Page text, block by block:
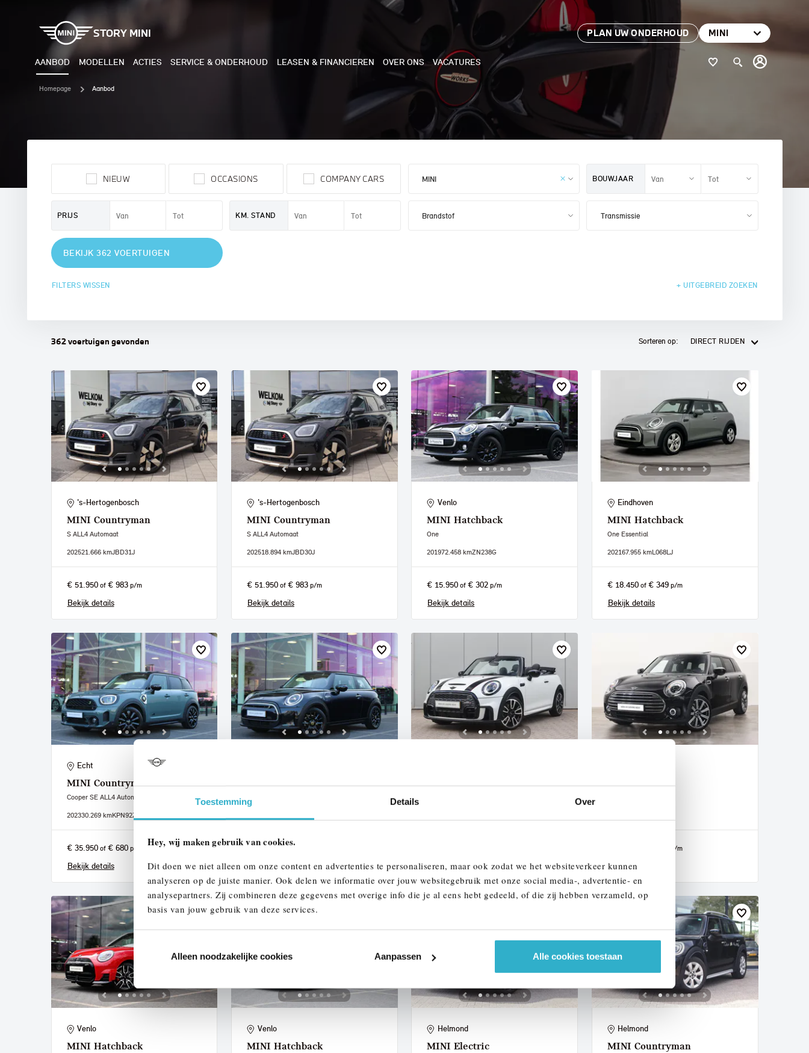
Toestemming Details Over
Hey, wij maken gebruik van cookies.
Dit doen we niet alleen om onze content en advertenties te personaliseren, maar ook zodat we het websiteverkeer kunnen
analyseren op de juiste manier. Ook delen we informatie over jouw websitegebruik met onze social media-, advertentie- en
analysepartners. Zij combineren deze gegevens met overige info die je al eens hebt gedeeld, of die zij hebben verzameld, op
basis van jouw gebruik van deze services.
Alleen noodzakelijke cookies Aanpassen Alle cookies toestaan
STORY MINI PLAN UW ONDERHOUD MINI
AANBOD MODELLEN
MINI ACEMAN ELECTRIC
MINI COUNTRYMAN ELECTRIC
JOHN COOPER WORKS
ELECTRIC
MINI COOPER CABRIO
MINI COOPER 5-DEURS
ACTIES SERVICE & ONDERHOUD LEASEN & FINANCIEREN OVER ONS VACATURES
Homepage Aanbod
NIEUW OCCASIONS COMPANY CARS BOUWJAAR
PRIJS KM. STAND
BEKIJK 362 VOERTUIGEN
FILTERS WISSEN + UITGEBREID ZOEKEN
362voertuigen gevonden Sorteren op: DIRECT RIJDEN
's-Hertogenbosch
MINI Countryman
S ALL4 Automaat
202521.666 kmJBD31J
€ 51.950of € 983p/m
Bekijk details
's-Hertogenbosch
MINI Countryman
S ALL4 Automaat
202518.894 kmJBD30J
€ 51.950of € 983p/m
Bekijk details
Venlo
MINI Hatchback
One
201972.458 kmZN238G
€ 15.950 of€ 302 p/m
Bekijk details
Eindhoven
MINI Hatchback
One Essential
202167.955 kmL068LJ
€ 18.450of € 349p/m
Bekijk details
Echt
MINI Countryman
Cooper SE ALL4 Automaat
202330.269 kmKPN92Z
€ 35.950of € 680p/m
Bekijk details
MINI Electric
€ 20.950 € 396
Bekijk details
MINI Cabrio
Bekijk details
MINI Clubman
p/m
Bekijk details
Venlo
MINI Hatchback
Venlo
MINI Hatchback
Helmond
MINI Electric
Helmond
MINI Countryman